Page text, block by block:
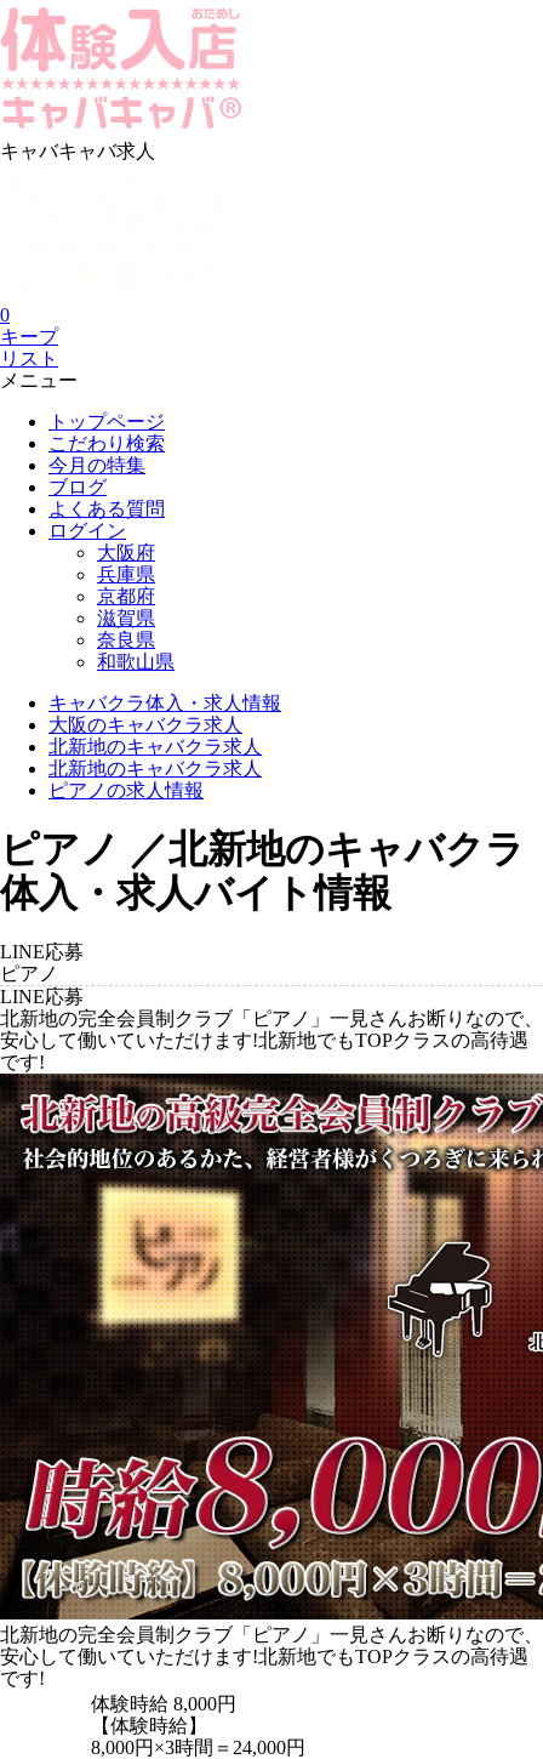
キャバキャバ求人
0
キープ
リスト
メニュー
トップページ
こだわり検索
今月の特集
ブログ
よくある質問
ログイン
大阪府
兵庫県
京都府
滋賀県
奈良県
和歌山県
キャバクラ体入・求人情報
大阪のキャバクラ求人
北新地のキャバクラ求人
北新地のキャバクラ求人
ピアノの求人情報
ピアノ ／北新地のキャバクラ
体入・求人バイト情報
LINE応募
ピアノ
LINE応募
北新地の完全会員制クラブ「ピアノ」一見さんお断りなので、
安心して働いていただけます!北新地でもTOPクラスの高待遇
です!
北新地の完全会員制クラブ「ピアノ」一見さんお断りなので、
安心して働いていただけます!北新地でもTOPクラスの高待遇
です!
体験時給 8,000円
【体験時給】
8,000円×3時間＝24,000円